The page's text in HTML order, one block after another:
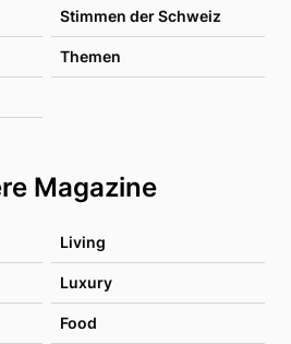
Stimmen der Schweiz
Themen
Magazine
Living
Luxury
Food